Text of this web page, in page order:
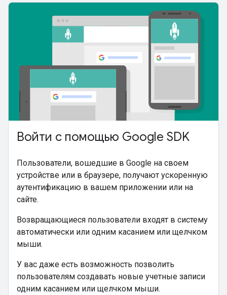
Войти с помощью Google SDK
Пользователи, вошедшие в Google на своем
устройстве или в браузере, получают ускоренную
аутентификацию в вашем приложении или на
сайте.
Возвращающиеся пользователи входят в систему
автоматически или одним касанием или щелчком
мыши.
У вас даже есть возможность позволить
пользователям создавать новые учетные записи
одним касанием или щелчком мыши.